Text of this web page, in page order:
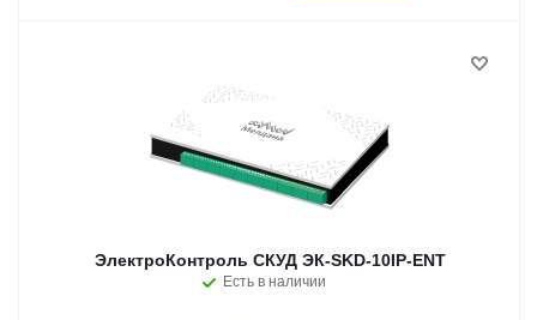
ЭлектроКонтроль СКУД ЭК-SKD-10IP-ENT
Есть в наличии